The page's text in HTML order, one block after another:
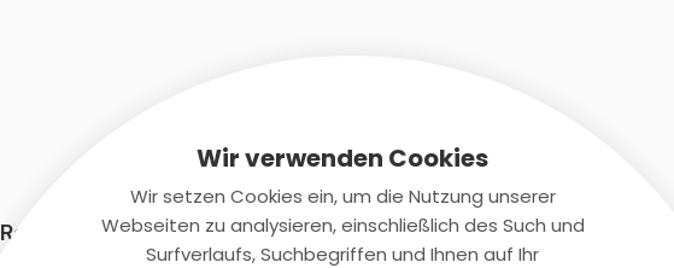
Rechtliches Kontaktiere uns
Wir verwenden Cookies
Wir setzen Cookies ein, um die Nutzung unserer
Webseiten zu analysieren, einschließlich des Such und
Surfverlaufs, Suchbegriffen und Ihnen auf Ihr